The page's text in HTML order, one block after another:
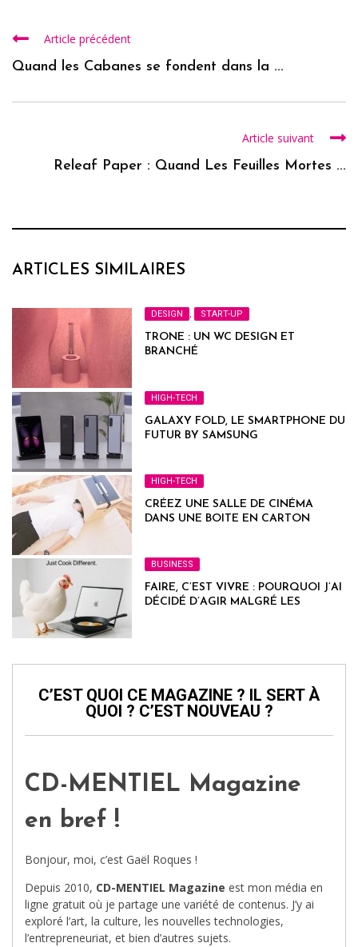
Article précédent
Quand les Cabanes se fondent dans la ...
Article suivant
Releaf Paper : Quand Les Feuilles Mortes ...
ARTICLES SIMILAIRES
DESIGN , START-UP
TRONE : UN WC DESIGN ET
BRANCHÉ
HIGH-TECH
GALAXY FOLD, LE SMARTPHONE DU
FUTUR BY SAMSUNG
HIGH-TECH
CRÉEZ UNE SALLE DE CINÉMA
DANS UNE BOITE EN CARTON
BUSINESS
FAIRE, C’EST VIVRE : POURQUOI J’AI
DÉCIDÉ D’AGIR MALGRÉ LES
C’EST QUOI CE MAGAZINE ? IL SERT À
QUOI ? C’EST NOUVEAU ?
CD-MENTIEL Magazine
en bref !
Bonjour, moi, c’est Gaël Roques !
Depuis 2010, CD-MENTIEL Magazine est mon média en
ligne gratuit où je partage une variété de contenus. J’y ai
exploré l’art, la culture, les nouvelles technologies,
l’entrepreneuriat, et bien d’autres sujets.